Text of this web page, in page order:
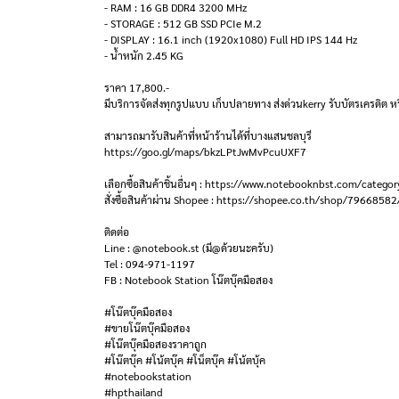
- RAM : 16 GB DDR4 3200 MHz
- STORAGE : 512 GB SSD PCIe M.2
- DISPLAY : 16.1 inch (1920x1080) Full HD IPS 144 Hz
- น้ำหนัก 2.45 KG
ราคา 17,800.-
มีบริการจัดส่งทุกรูปแบบ เก็บปลายทาง ส่งด่วนkerry รับบัตรเครดิต
สามารถมารับสินค้าที่หน้าร้านได้ที่บางแสนชลบุรี
https://goo.gl/maps/bkzLPtJwMvPcuUXF7
เลือกซื้อสินค้าชิ้นอื่นๆ : https://www.notebooknbst.com/
สั่งซื้อสินค้าผ่าน Shopee : https://shopee.co.th/shop/
ติดต่อ
Line : @notebook.st (มี@ด้วยนะครับ)
Tel : 094-971-1197
FB : Notebook Station โน๊ตบุ๊คมือสอง
#โน๊ตบุ๊คมือสอง
#ขายโน๊ตบุ๊คมือสอง
#โน๊ตบุ๊คมือสองราคาถูก
#โน๊ตบุ๊ค #โน้ตบุ๊ค #โน็ตบุ๊ค #โน้ตบุ้ค
#notebookstation
#hpthailand